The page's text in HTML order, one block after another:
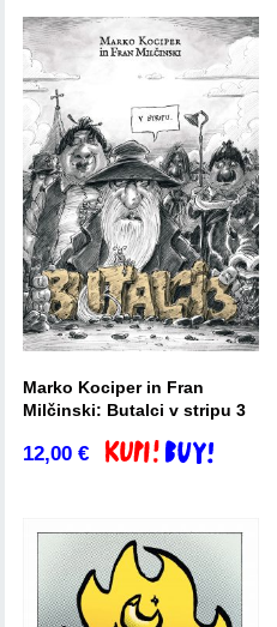
Marko Kociper in Fran
Milčinski: Butalci v stripu 3
12,00€ Dodaj v košarico